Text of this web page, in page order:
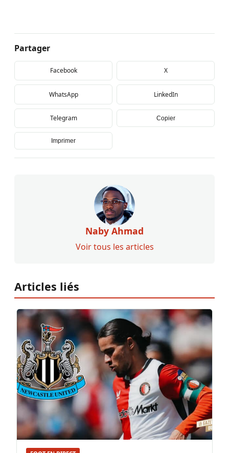
Partager
Facebook X
WhatsApp LinkedIn
Telegram Copier
Imprimer
Naby Ahmad
Voir tous les articles
Articles liés